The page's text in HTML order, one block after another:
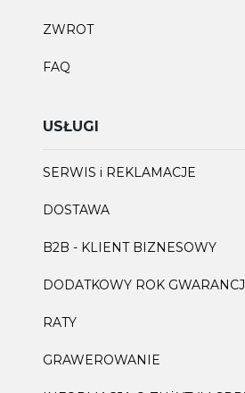
ZWROT
FAQ
USŁUGI
SERWIS i REKLAMACJE
DOSTAWA
B2B - KLIENT BIZNESOWY
DODATKOWY ROK GWARANCJI
RATY
GRAWEROWANIE